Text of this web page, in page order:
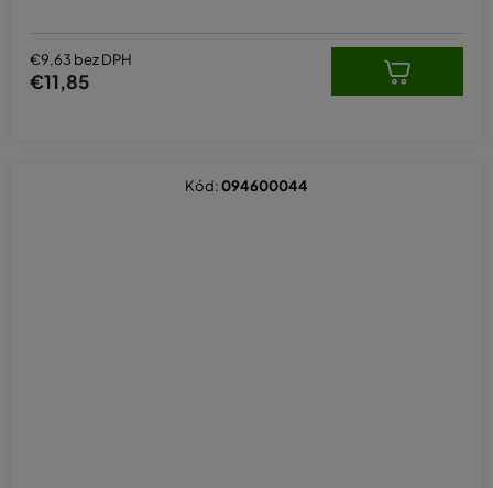
€9,63 bez DPH
€11,85
Kód:094600044